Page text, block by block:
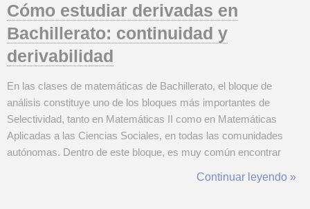
Cómo estudiar derivadas en
Bachillerato: continuidad y
derivabilidad
En las clases de matemáticas de Bachillerato, el bloque de
análisis constituye uno de los bloques más importantes de
Selectividad, tanto en Matemáticas II como en Matemáticas
Aplicadas a las Ciencias Sociales, en todas las comunidades
autónomas. Dentro de este bloque, es muy común encontrar
derivabilidad de una función como eje principal. Muchos alumnos
Continuar leyendo »